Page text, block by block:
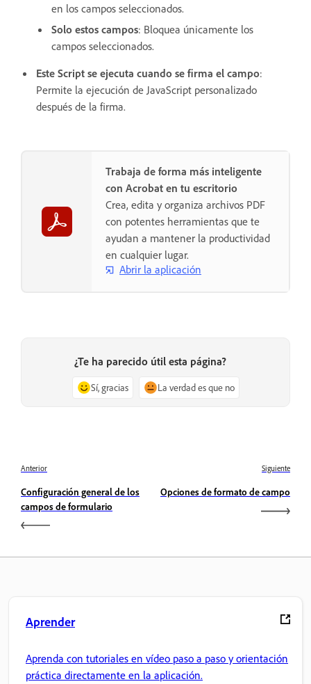
en los campos seleccionados.
Solo estos campos: Bloquea únicamente los
campos seleccionados.
Este Script se ejecuta cuando se firma el campo:
Permite la ejecución de JavaScript personalizado
después de la firma.
Trabaja de forma más inteligente
con Acrobat en tu escritorio
Crea, edita y organiza archivos PDF
con potentes herramientas que te
ayudan a mantener la productividad
en cualquier lugar.
Abrir la aplicación
¿Te ha parecido útil esta página?
Sí, gracias La verdad es que no
Anterior
Configuración general de los
campos de formulario
Siguiente
Opciones de formato de campo
Aprender
Aprenda con tutoriales en vídeo paso a paso y orientación
práctica directamente en la aplicación.